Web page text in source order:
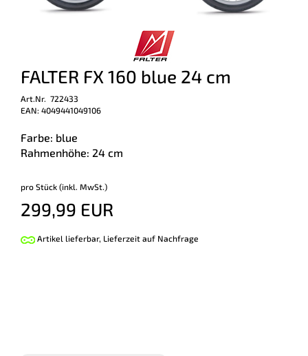
FALTER FX 160 blue 24 cm
Art.Nr. 722433
EAN: 4049441049106
Farbe: blue
Rahmenhöhe: 24 cm
pro Stück (inkl. MwSt.)
299,99 EUR
Artikel lieferbar, Lieferzeit auf Nachfrage